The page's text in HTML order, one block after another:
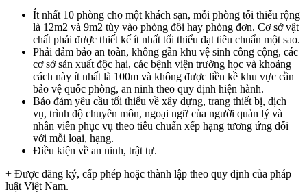
Ít nhất 10 phòng cho một khách sạn, mỗi phòng tối thiểu rộng
là 12m2 và 9m2 tùy vào phòng đôi hay phòng đơn. Cơ sở vật
chất phải được thiết kế ít nhất tối thiểu đạt tiêu chuẩn một sao.
Phải đảm bảo an toàn, không gần khu vệ sinh công cộng, các
cơ sở sản xuất độc hại, các bệnh viện trường học và khoảng
cách này ít nhất là 100m và không được liền kề khu vực cần
bảo vệ quốc phòng, an ninh theo quy định hiện hành.
Bảo đảm yêu cầu tối thiểu về xây dựng, trang thiết bị, dịch
vụ, trình độ chuyên môn, ngoại ngữ của người quản lý và
nhân viên phục vụ theo tiêu chuẩn xếp hạng tương ứng đối
với mỗi loại, hạng.
Điều kiện về an ninh, trật tự.
+ Được đăng ký, cấp phép hoặc thành lập theo quy định của pháp
luật Việt Nam.